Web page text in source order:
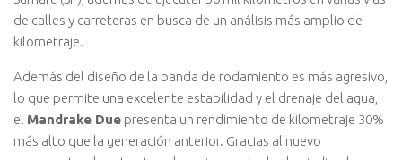
de calles y carreteras en busca de un análisis más amplio de
kilometraje.
Además del diseño de la banda de rodamiento es más agresivo,
lo que permite una excelente estabilidad y el drenaje del agua,
el Mandrake Due presenta un rendimiento de kilometraje 30%
más alto que la generación anterior. Gracias al nuevo